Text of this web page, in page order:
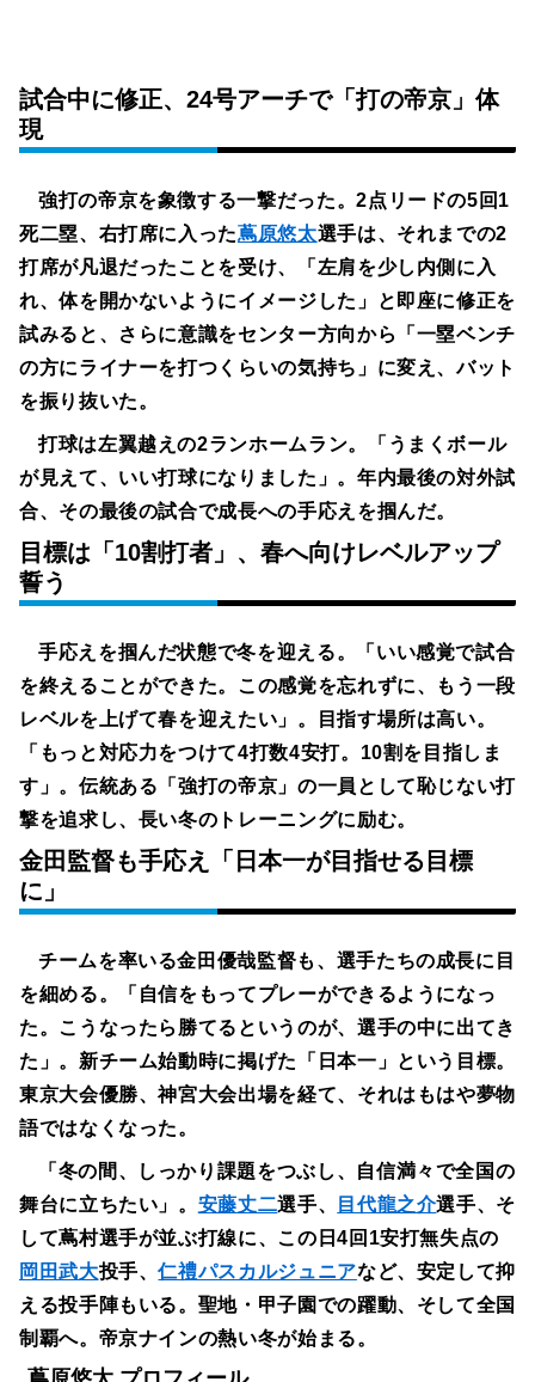
試合中に修正、24号アーチで「打の帝京」体
現
強打の帝京を象徴する一撃だった。2点リードの5回1
死二塁、右打席に入った蔦原悠太選手は、それまでの2
打席が凡退だったことを受け、「左肩を少し内側に入
れ、体を開かないようにイメージした」と即座に修正を
試みると、さらに意識をセンター方向から「一塁ベンチ
の方にライナーを打つくらいの気持ち」に変え、バット
を振り抜いた。
打球は左翼越えの2ランホームラン。「うまくボール
が見えて、いい打球になりました」。年内最後の対外試
合、その最後の試合で成長への手応えを掴んだ。
目標は「10割打者」、春へ向けレベルアップ
誓う
手応えを掴んだ状態で冬を迎える。「いい感覚で試合
を終えることができた。この感覚を忘れずに、もう一段
レベルを上げて春を迎えたい」。目指す場所は高い。
「もっと対応力をつけて4打数4安打。10割を目指しま
す」。伝統ある「強打の帝京」の一員として恥じない打
撃を追求し、長い冬のトレーニングに励む。
金田監督も手応え「日本一が目指せる目標
に」
チームを率いる金田優哉監督も、選手たちの成長に目
を細める。「自信をもってプレーができるようになっ
た。こうなったら勝てるというのが、選手の中に出てき
た」。新チーム始動時に掲げた「日本一」という目標。
東京大会優勝、神宮大会出場を経て、それはもはや夢物
語ではなくなった。
「冬の間、しっかり課題をつぶし、自信満々で全国の
舞台に立ちたい」。 安藤丈二選手、 目代龍之介選手、そ
して蔦村選手が並ぶ打線に、この日4回1安打無失点の
岡田武大投手、仁禮パスカルジュニアなど、安定して抑
える投手陣もいる。聖地・甲子園での躍動、そして全国
制覇へ。帝京ナインの熱い冬が始まる。